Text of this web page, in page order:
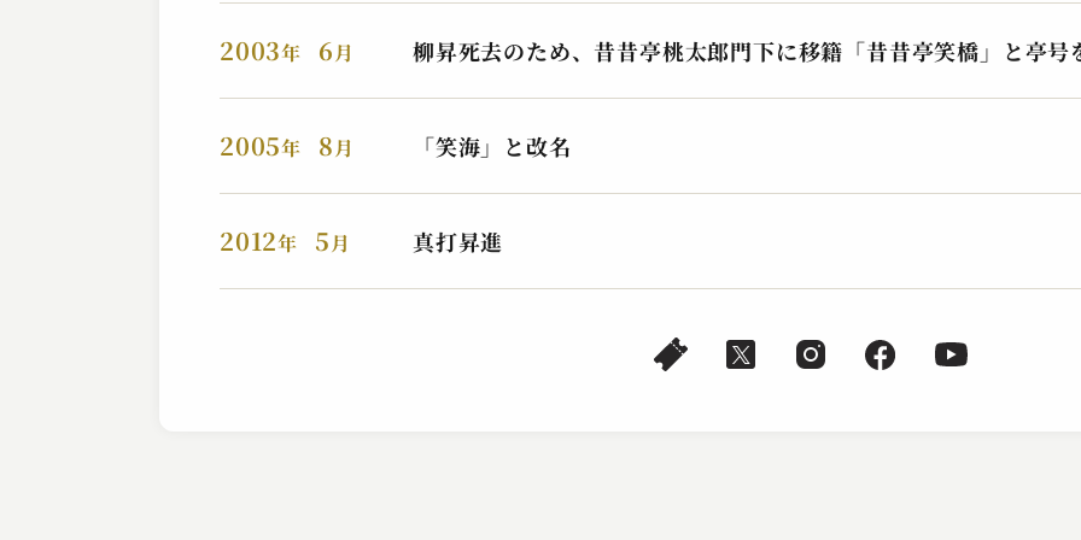
2003年 6月 柳昇死去のため、昔昔亭桃太郎門下に移籍「昔昔亭笑橋」と亭号
2005年 8月 「笑海」と改名
2012年 5月 真打昇進